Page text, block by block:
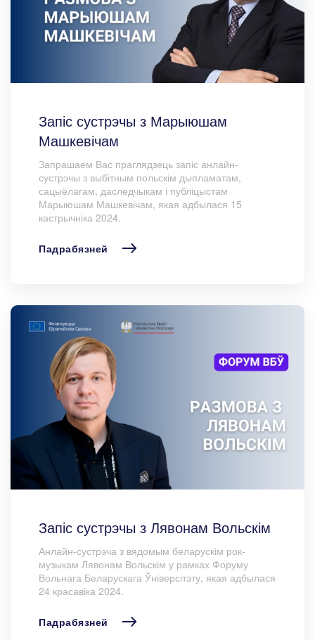
Запіс сустрэчы з Марыюшам
Машкевічам
Запрашаем Вас праглядзець запіс анлайн-
сустрэчы з выбітным польскім дыпламатам,
сацыёлагам, даследчыкам і публіцыстам
Марыюшам Машкевічам, якая адбылася 15
кастрычніка 2024.
Падрабязней
Запіс сустрэчы з Лявонам Вольскім
Анлайн-сустрэча з вядомым беларускім рок-
музыкам Лявонам Вольскім у рамках Форуму
Вольнага Беларускага Ўніверсітэту, якая адбылася
24 красавіка 2024.
Падрабязней